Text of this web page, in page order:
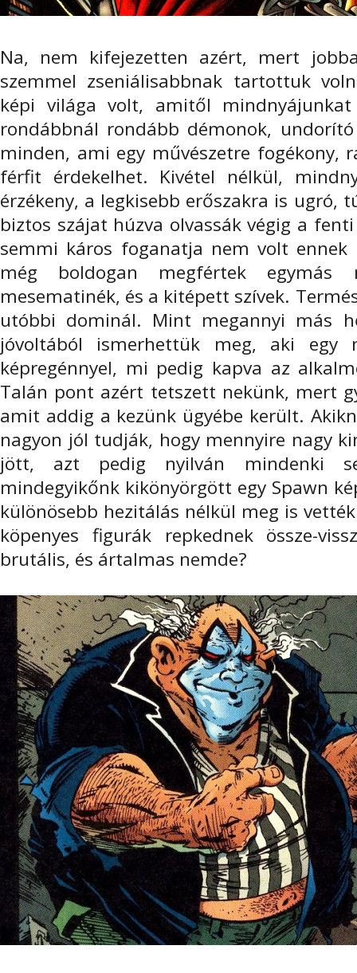
Na, nem kifejezetten azért, mert
szemmel zseniálisabbnak tartottuk
képi világa volt, amitől
rondábbnál rondább démonok,
minden, ami egy művészetre
férfit érdekelhet. Kivétel nélkül,
érzékeny, a legkisebb erőszakra is
biztos szájat húzva olvassák végig a
semmi káros foganatja nem volt
még boldogan megfértek
mesematinék, és a kitépett szívek.
utóbbi dominál. Mint megannyi más
jóvoltából ismerhettük meg, aki egy
képregénnyel, mi pedig kapva az
Talán pont azért tetszett nekünk, mert
amit addig a kezünk ügyébe került.
nagyon jól tudják, hogy mennyire nagy
jött, azt pedig nyilván mindenki
mindegyikőnk kikönyörgött egy Spawn
különösebb hezitálás nélkül meg is
köpenyes figurák repkednek össze-
brutális, és ártalmas nemde?